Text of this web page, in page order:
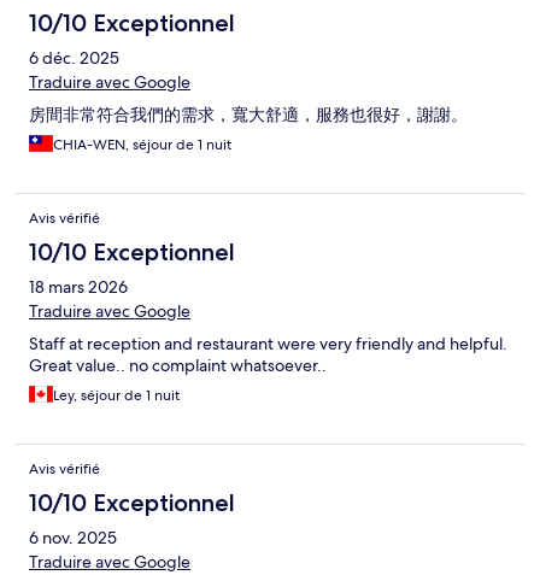
10/10 Exceptionnel
6 déc. 2025
Traduire avec Google
房間非常符合我們的需求，寬大舒適，服務也很好，謝謝。
CHIA-WEN, séjour de 1 nuit
Avis vérifié
10/10 Exceptionnel
18 mars 2026
Traduire avec Google
Staff at reception and restaurant were very friendly and helpful.
Great value.. no complaint whatsoever..
Ley, séjour de 1 nuit
Avis vérifié
10/10 Exceptionnel
6 nov. 2025
Traduire avec Google